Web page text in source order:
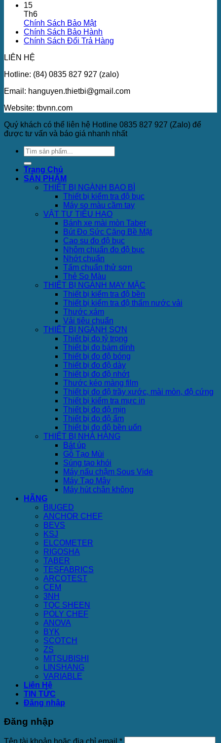
15
Th6
Chính Sách Bảo Mật
Chính Sách Bảo Hành
Chính Sách Đổi Trả Hàng
LIÊN HỆ
Hotline: (84) 0835 827 927 (zalo)
Email: hanguyen.thietbi@gmail.com
Website: tbvnn.com
Quý khách có thể liên hệ Hotline 0835 827 927 (Zalo) để
được tư vấn và báo giá nhanh nhất
Trang Chủ
SẢN PHẨM
THIẾT BỊ NGÀNH BAO BÌ
Thiết bị kiểm tra độ bục
Máy so màu cầm tay
VẬT TƯ TIÊU HAO
Bánh xe mài mòn Taber
Bút Đo Sức Căng Bề Mặt
Cao su đo độ bục
Nhôm chuẩn đo độ bục
Nhớt chuẩn
Tấm chuẩn thử sơn
Thẻ So Màu
THIẾT BỊ NGÀNH MAY MẶC
Thiết bị kiểm tra độ bền
Thiết bị kiểm tra độ thấm nước vải
Thước xám
Vải tiêu chuẩn
THIẾT BỊ NGÀNH SƠN
Thiết bị đo tỷ trọng
Thiết bị đo bám dính
Thiết bị đo độ bóng
Thiết bị đo độ dày
Thiết bị đo độ nhớt
Thước kéo màng film
Thiết bị đo độ trầy xước, mài mòn, độ cứng
Thiết bị kiểm tra mực in
Thiết bị đo độ mịn
Thiết bị đo độ ẩm
Thiết bị đo độ bền uốn
THIẾT BỊ NHÀ HÀNG
Bát úp
Gỗ Tạo Mùi
Súng tạo khói
Máy nấu chậm Sous Vide
Máy Tạo Mây
Máy hút chân không
HÃNG
BIUGED
ANCHOR CHEF
BEVS
KSJ
ELCOMETER
RIGOSHA
TABER
TESFABRICS
ARCOTEST
CEM
3NH
TQC SHEEN
POLY CHEF
ANOVA
BYK
SCOTCH
ZS
MITSUBISHI
LINSHANG
VARIABLE
Liên Hệ
TIN TỨC
Đăng nhập
Đăng nhập
Tên tài khoản hoặc địa chỉ email *